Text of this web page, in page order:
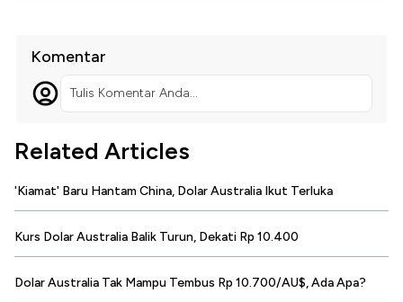
Komentar
Tulis Komentar Anda...
Related Articles
'Kiamat' Baru Hantam China, Dolar Australia Ikut Terluka
Kurs Dolar Australia Balik Turun, Dekati Rp 10.400
Dolar Australia Tak Mampu Tembus Rp 10.700/AU$, Ada Apa?